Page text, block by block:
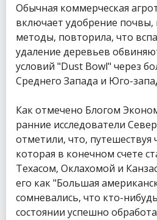
Обычная коммерческая
включает удобрение
методы, повторила, что
удаление деревьев
условий "Dust Bowl" через
Среднего Запада и Юго-
Как отмечено Блогом
ранние исследователи
отметили, что, путешествуя
которая в конечном счете
Техасом, Оклахомой и
его как "Большая
сомневались, что кто-
состоянии успешно